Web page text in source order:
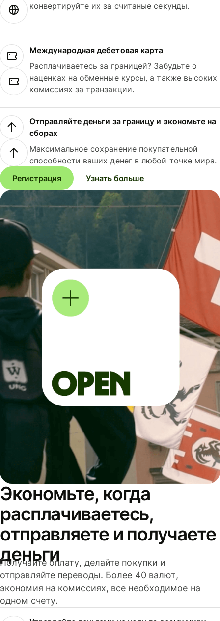
конвертируйте их за считаные секунды.
Международная дебетовая карта
Расплачиваетесь за границей? Забудьте о
наценках на обменные курсы, а также высоких
комиссиях за транзакции.
Отправляйте деньги за границу и экономьте на
сборах
Максимальное сохранение покупательной
способности ваших денег в любой точке мира.
Регистрация
Узнать больше
Экономьте, когда
расплачиваетесь,
отправляете и получаете
деньги
Получайте оплату, делайте покупки и
отправляйте переводы. Более 40 валют,
экономия на комиссиях, все необходимое на
одном счету.